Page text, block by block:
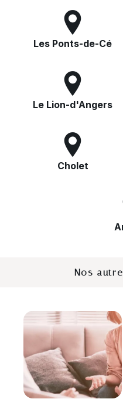
Les Ponts-de-Cé
Le Lion-d'Angers
Cholet
Nos